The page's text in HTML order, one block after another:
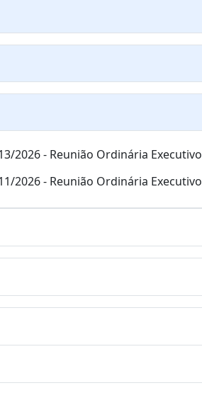
2026 - Reunião Ordinária Executivo
2026 - Reunião Ordinária Executivo